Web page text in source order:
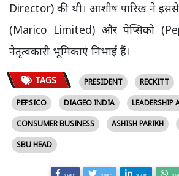
Director) की थी। आशीष पारिख ने इससे
(Marico Limited) और पेप्सिको
नेतृत्वकारी भूमिकाएं निभाई हैं।
TAGS PRESIDENT RECKITT
PEPSICO
DIAGEO INDIA
LEADERSHIP
CONSUMER BUSINESS
ASHISH PARIKH
SBU HEAD